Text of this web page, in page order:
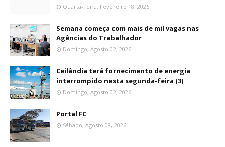
Quarta-Feira, Fevereiro 18, 2026
Semana começa com mais de mil vagas nas
Agências do Trabalhador
Domingo, Agosto 02, 2026
Ceilândia terá fornecimento de energia
interrompido nesta segunda-feira (3)
Domingo, Agosto 02, 2026
Portal FC
Sábado, Agosto 08, 2026